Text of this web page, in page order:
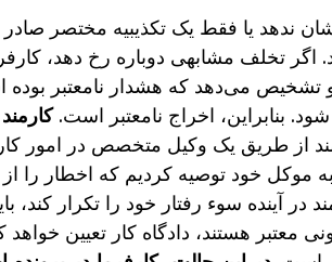
ندهد یا فقط یک تکذیبیه مختصر صادر
اگر تخلف مشابهی دوباره رخ دهد،
تشخیص می‌دهد که هشدار نامعتبر بوده
بنابراین، اخراج نامعتبر است.
از طریق یک وکیل متخصص در امور
موکل خود توصیه کردیم که اخطار را
در آینده سوء رفتار خود را تکرار کند،
معتبر هستند، دادگاه کار تعیین